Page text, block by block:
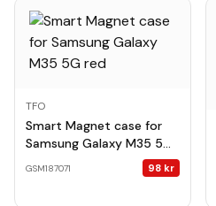
TFO
Smart Magnet case for
Samsung Galaxy M35 5G
GSM187071 98 kr